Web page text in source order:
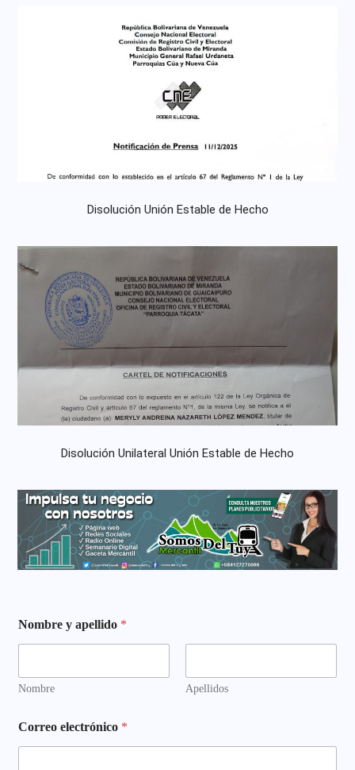
Disolución Unión Estable de Hecho
Disolución Unilateral Unión Estable de Hecho
Nombre y apellido *
Nombre Apellidos
u
i
Correo electrónico *